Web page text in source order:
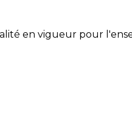
en vigueur pour